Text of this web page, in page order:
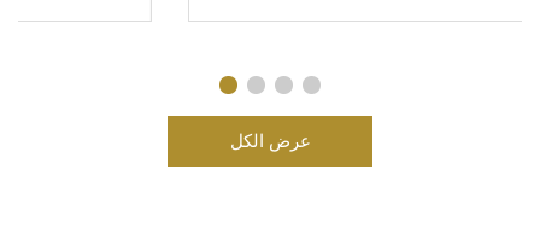
عرض الكل